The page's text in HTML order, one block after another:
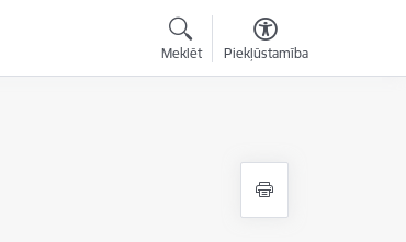
Meklēt Piekļūstamība